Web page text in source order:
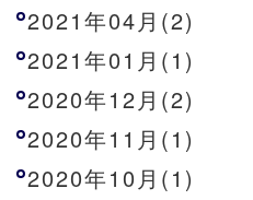
2021年04月(2)
2021年01月(1)
2020年12月(2)
2020年11月(1)
2020年10月(1)